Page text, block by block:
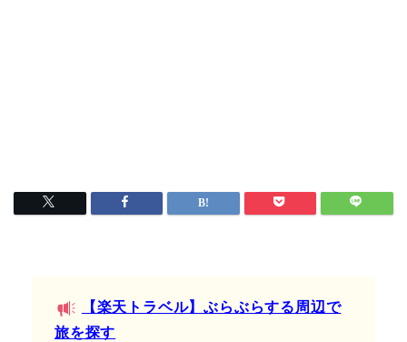
【楽天トラベル】ぶらぶらする周辺で
旅を探す